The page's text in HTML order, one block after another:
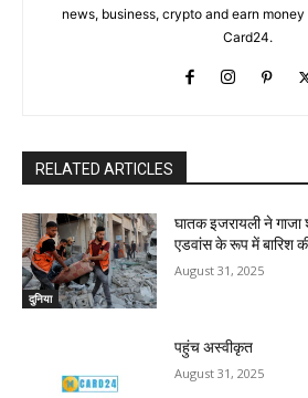
news, business, crypto and earn
Card24.
RELATED ARTICLES
दुनिया
घातक इजरायली ने
एडवांस के रूप में बारिश
August 31, 2025
पहुंच अस्वीकृत
August 31, 2025